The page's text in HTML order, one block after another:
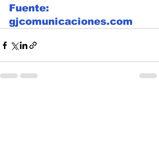
Fuente:
gjcomunicaciones.com